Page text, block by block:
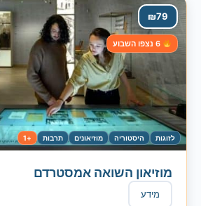
79
₪
לזוגות היסטוריה מוזיאונים תרבות +1
מוזיאון השואה אמסטרדם
מידע